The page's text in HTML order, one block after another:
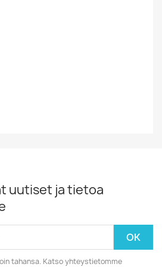
uutiset ja tietoa
tahansa. Katso yhteystietomme